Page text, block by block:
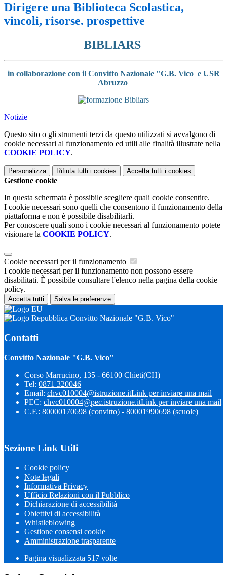
Dirigere una Biblioteca Scolastica,
vincoli, risorse. prospettive
BIBLIARS
in collaborazione con il Convitto Nazionale "G.B. Vico e USR
Abruzzo
Notizie
Questo sito o gli strumenti terzi da questo utilizzati si avvalgono di
cookie necessari al funzionamento ed utili alle finalità illustrate nella
COOKIE POLICY.
Personalizza Rifiuta tutti i cookies Accetta tutti i cookies
Gestione cookie
In questa schermata è possibile scegliere quali cookie consentire.
I cookie necessari sono quelli che consentono il funzionamento della
piattaforma e non è possibile disabilitarli.
Per conoscere quali sono i cookie necessari al funzionamento potete
visionare la COOKIE POLICY.
Cookie necessari per il funzionamento
I cookie necessari per il funzionamento non possono essere
disabilitati. È possibile consultare l'elenco nella pagina della cookie
policy.
Accetta tutti Salva le preferenze
Convitto Nazionale "G.B. Vico"
Contatti
Convitto Nazionale "G.B. Vico"
Corso Marrucino, 135 - 66100 Chieti(CH)
Tel: 0871 320046
Email: chvc010004@istruzione.itLink per inviare una mail
PEC: chvc010004@pec.istruzione.itLink per inviare una mail
C.F.: 80000170698 (convitto) - 80001990698 (scuole)
Sezione Link Utili
Cookie policy
Note legali
Informativa Privacy
Ufficio Relazioni con il Pubblico
Dichiarazione di accessibilità
Obiettivi di accessibilità
Whistleblowing
Gestione consensi cookie
Amministrazione trasparente
Pagina visualizzata 517 volte